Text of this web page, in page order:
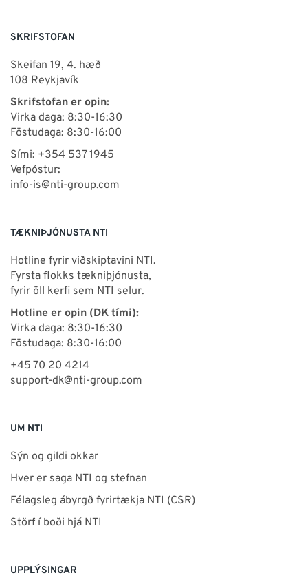
SKRIFSTOFAN
Skeifan 19, 4. hæð
108 Reykjavík
Skrifstofan er opin:
Virka daga: 8:30-16:30
Föstudaga: 8:30-16:00
Sími: +354 537 1945
Vefpóstur:
info-is@nti-group.com
TÆKNIÞJÓNUSTA NTI
Hotline fyrir viðskiptavini NTI.
Fyrsta flokks tækniþjónusta,
fyrir öll kerfi sem NTI selur.
Hotline er opin (DK tími):
Virka daga: 8:30-16:30
Föstudaga: 8:30-16:00
+45 70 20 4214
support-dk@nti-group.com
UM NTI
Sýn og gildi okkar
Hver er saga NTI og stefnan
Félagsleg ábyrgð fyrirtækja NTI (CSR)
Störf í boði hjá NTI
UPPLÝSINGAR